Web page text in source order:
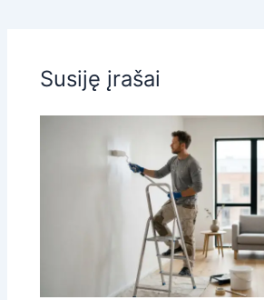
Susiję įrašai